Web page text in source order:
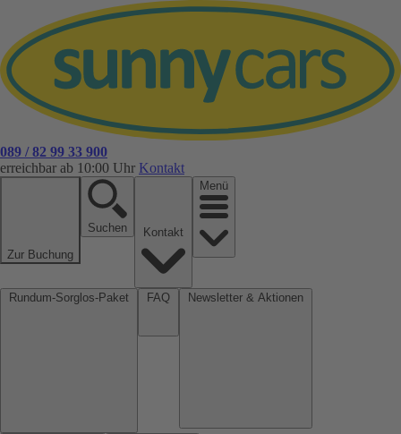
089 / 82 99 33 900
erreichbar ab 10:00 Uhr Kontakt
Zur Buchung
Suchen
Menü